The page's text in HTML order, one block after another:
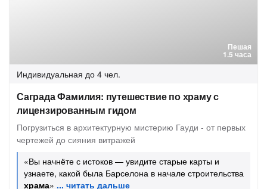
Пешая
1.5 часа
Индивидуальная до 4 чел.
Саграда Фамилия: путешествие по храму с
лицензированным гидом
Погрузиться в архитектурную мистерию Гауди - от первых
чертежей до сияния витражей
«Вы начнёте с истоков — увидите старые карты и
узнаете, какой была Барселона в начале строительства
храма»